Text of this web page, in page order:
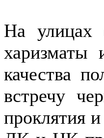
На улицах
харизматы
качества
встречу
проклятия